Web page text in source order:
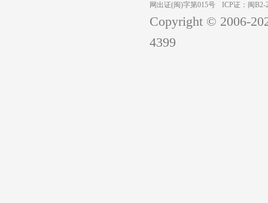
网出证(闽)字第015号
ICP证：闽B2-
Copyright © 2006-
4399